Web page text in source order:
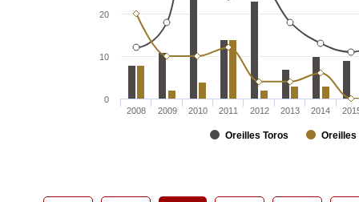
Oreilles Toros Oreilles
2008 2009 2010 2011 2012 2013 2014
0
10
20